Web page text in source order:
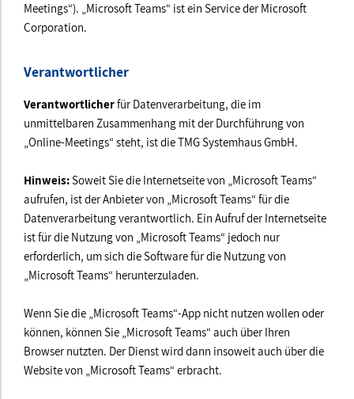
Meetings“). „Microsoft Teams“ ist ein Service der Microsoft
Corporation.
Verantwortlicher
Verantwortlicherfür Datenverarbeitung, die im
unmittelbaren Zusammenhang mit der Durchführung von
„Online-Meetings“ steht, ist die TMG Systemhaus GmbH.
Hinweis:Soweit Sie die Internetseite von „Microsoft Teams“
aufrufen, ist der Anbieter von „Microsoft Teams“ für die
Datenverarbeitung verantwortlich. Ein Aufruf der Internetseite
ist für die Nutzung von „Microsoft Teams“ jedoch nur
erforderlich, um sich die Software für die Nutzung von
„Microsoft Teams“ herunterzuladen.
Wenn Sie die „Microsoft Teams“-App nicht nutzen wollen oder
können, können Sie „Microsoft Teams“ auch über Ihren
Browser nutzten. Der Dienst wird dann insoweit auch über die
Website von „Microsoft Teams“ erbracht.